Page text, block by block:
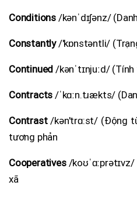
Conditions /kənˈdɪʃənz/
Constantly/'kɒnstəntli/
Continued /kənˈtɪnjuːd/
Contracts /ˈkɑːn.tɹækts/
Contrast/kən'trɑ:st/ (Động
tương phản
Cooperatives/
xã